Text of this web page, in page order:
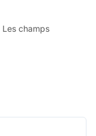
Les champs